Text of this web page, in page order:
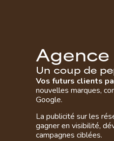
Agence
Un coup de pe
Vos futurs clients
nouvelles marques,
Google.
La publicité sur les
gagner en visibilité,
campagnes ciblées.